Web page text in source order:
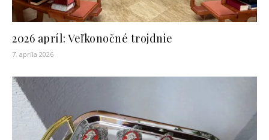
2026 apríl: Veľkonočné trojdnie
7. apríla 2026